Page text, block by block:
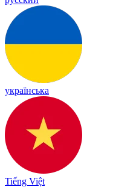
українська
Tiếng Việt